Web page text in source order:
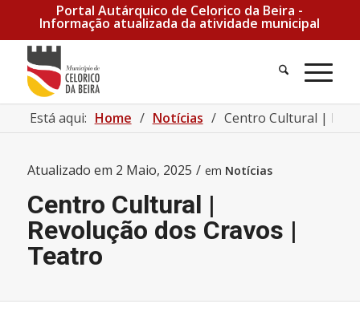
Portal Autárquico de Celorico da Beira -
Informação atualizada da atividade municipal
Está aqui: Home / Notícias / Centro Cultural |
Atualizado em 2 Maio, 2025 / em Notícias
Centro Cultural |
Revolução dos Cravos |
Teatro